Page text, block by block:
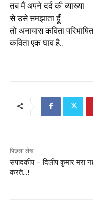
तब मैं अपने दर्द की व्याख्या
से उसे समझाता हूंँ
तो अनायास कविता
कविता एक घाव है..
पिछला लेख
संपादकीय – दिलीप कुमार मरा
करते…!